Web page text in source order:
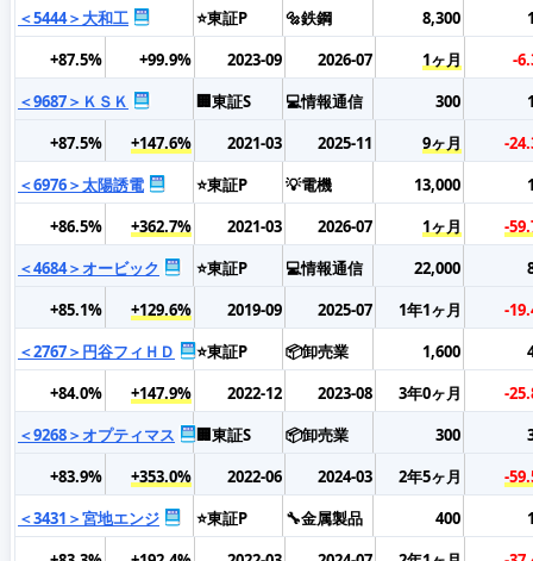
＜5444＞大和工
⭐東証P 🔩鉄鋼 8,300
+87.5%
+99.9% 2023-09 2026-07 1ヶ月
-
＜9687＞ＫＳＫ
🏢東証S 💻情報通信 300
+87.5%
+147.6% 2021-03 2025-11 9ヶ月
-
＜6976＞太陽誘電
⭐東証P 💡電機 13,000
+86.5%
+362.7% 2021-03 2026-07 1ヶ月
-
＜4684＞オービック
⭐東証P 💻情報通信 22,000
+85.1%
+129.6% 2019-09 2025-07 1年1ヶ月
-
＜2767＞円谷フィＨＤ
⭐東証P 📦卸売業 1,600
+84.0%
+147.9% 2022-12 2023-08 3年0ヶ月
-
＜9268＞オプティマス
🏢東証S 📦卸売業 300
+83.9%
+353.0% 2022-06 2024-03 2年5ヶ月
-
＜3431＞宮地エンジ
⭐東証P 🔧金属製品 400